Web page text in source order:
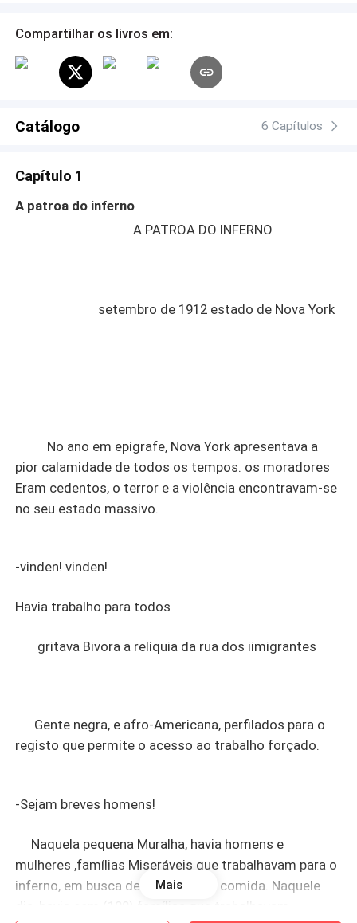
Compartilhar os livros em:
Catálogo 6 Capítulos
Capítulo 1
A patroa do inferno
A PATROA DO INFERNO
setembro de 1912 estado de Nova York
No ano em epígrafe, Nova York apresentava a
pior calamidade de todos os tempos. os moradores
Eram cedentos, o terror e a violência encontravam-se
no seu estado massivo.
-vinden! vinden!
Havia trabalho para todos
gritava Bivora a relíquia da rua dos iimigrantes
Gente negra, e afro-Americana, perfilados para o
registo que permite o acesso ao trabalho forçado.
-Sejam breves homens!
Naquela pequena Muralha, havia homens e
mulheres ,famílias Miseráveis que trabalhavam para o
inferno, em busca de um prato de comida. Naquele
dia, havia cem (100) famílias que trabalhavam
Mais